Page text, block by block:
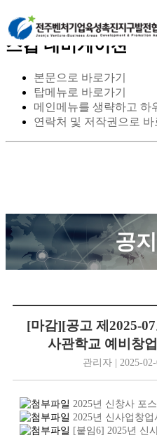
스킵 네비게이션
본문으로 바로가기
탑메뉴로 바로가기
메인메뉴를 생략하고 하
연락처 및 저작권으로 바
공
[마감][공고 제2025-
사관학교 예비창
관리자 | 2025-
2025년 신창사 포
2025년 신사업창업사관학
[붙임6] 2025년 신사업창업사관